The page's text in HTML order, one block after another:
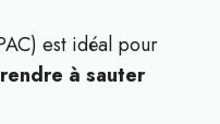
est idéal pour
à sauter